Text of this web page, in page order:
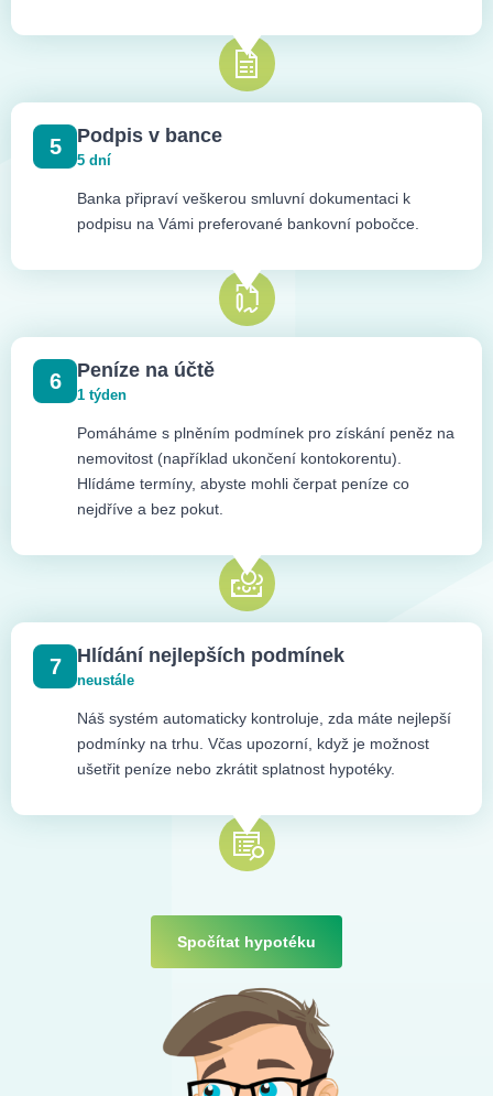
5 Podpis v bance
5 dní
Banka připraví veškerou smluvní dokumentaci k
podpisu na Vámi preferované bankovní pobočce.
6 Peníze na účtě
1 týden
Pomáháme s plněním podmínek pro získání peněz na
nemovitost (například ukončení kontokorentu).
Hlídáme termíny, abyste mohli čerpat peníze co
nejdříve a bez pokut.
7 Hlídání nejlepších podmínek
neustále
Náš systém automaticky kontroluje, zda máte nejlepší
podmínky na trhu. Včas upozorní, když je možnost
ušetřit peníze nebo zkrátit splatnost hypotéky.
Spočítat hypotéku